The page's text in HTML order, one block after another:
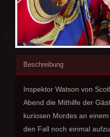
Beschreibung
Inspektor Watson von
Abend die Mithilfe der
kuriosen Mordes an
den Fall noch einmal